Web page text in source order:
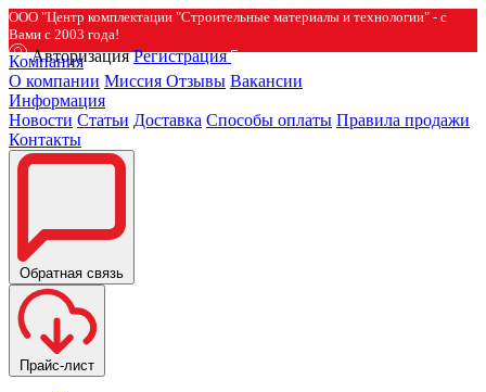
ООО "Центр комплектации "Строительные материалы и технологии" - с
Вами с 2003 года!
Авторизация Регистрация
Компания
О компании Миссия Отзывы Вакансии
Информация
Новости Статьи Доставка Способы оплаты Правила продажи
Контакты
Обратная связь
Прайс-лист